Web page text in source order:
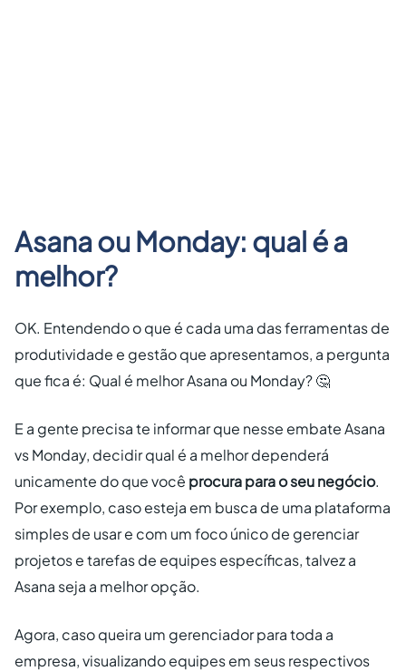
Asana ou Monday: qual é a
melhor?
OK. Entendendo o que é cada uma das ferramentas de
produtividade e gestão que apresentamos, a pergunta
que fica é: Qual é melhor Asana ou Monday? 🤔
E a gente precisa te informar que nesse embate Asana
vs Monday, decidir qual é a melhor dependerá
unicamente do que você procura para o seu negócio.
Por exemplo, caso esteja em busca de uma plataforma
simples de usar e com um foco único de gerenciar
projetos e tarefas de equipes específicas, talvez a
Asana seja a melhor opção.
Agora, caso queira um gerenciador para toda a
empresa, visualizando equipes em seus respectivos